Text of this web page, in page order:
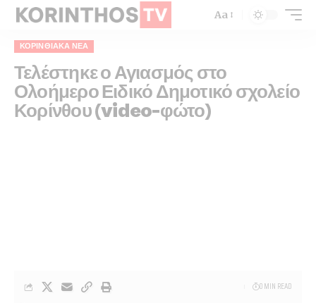
Aa
ΚΟΡΙΝΘΙΑΚΆ ΝΈΑ
Τελέστηκε ο Αγιασμός στο
Ολοήμερο Ειδικό Δημοτικό σχολείο
Κορίνθου (video-φώτο)
0 MIN READ